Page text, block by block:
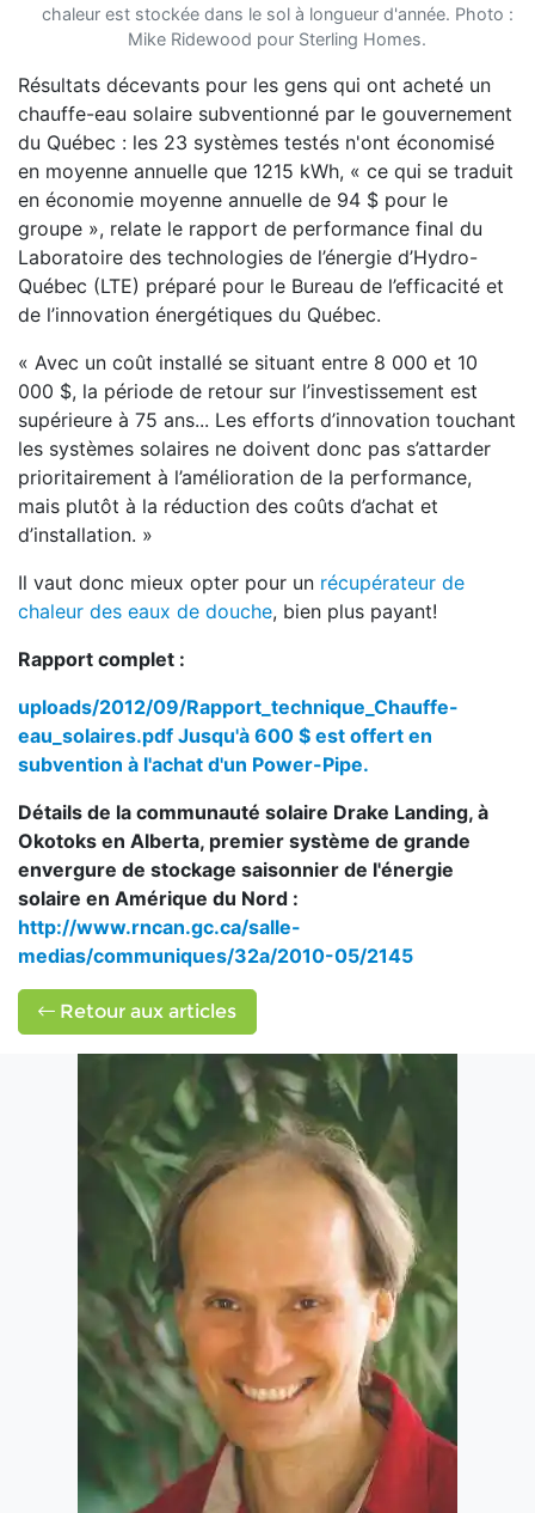
chaleur est stockée dans le sol à longueur d'année. Photo :
Mike Ridewood pour Sterling Homes.
Résultats décevants pour les gens qui ont acheté un
chauffe-eau solaire subventionné par le gouvernement
du Québec : les 23 systèmes testés n'ont économisé
en moyenne annuelle que 1215 kWh, « ce qui se traduit
en économie moyenne annuelle de 94 $ pour le
groupe », relate le rapport de performance final du
Laboratoire des technologies de l’énergie d’Hydro-
Québec (LTE) préparé pour le Bureau de l’efficacité et
de l’innovation énergétiques du Québec.
« Avec un coût installé se situant entre 8 000 et 10
000 $, la période de retour sur l’investissement est
supérieure à 75 ans... Les efforts d’innovation touchant
les systèmes solaires ne doivent donc pas s’attarder
prioritairement à l’amélioration de la performance,
mais plutôt à la réduction des coûts d’achat et
d’installation. »
Il vaut donc mieux opter pour un récupérateur de
chaleur des eaux de douche, bien plus payant!
Rapport complet :
uploads/2012/09/Rapport_technique_Chauffe-
eau_solaires.pdf Jusqu'à 600 $ est offert en
subvention à l'achat d'un Power-Pipe.
Détails de la communauté solaire Drake Landing, à
Okotoks en Alberta, premier système de grande
envergure de stockage saisonnier de l'énergie
solaire en Amérique du Nord :
http://www.rncan.gc.ca/salle-
medias/communiques/32a/2010-05/2145
Retour aux articles